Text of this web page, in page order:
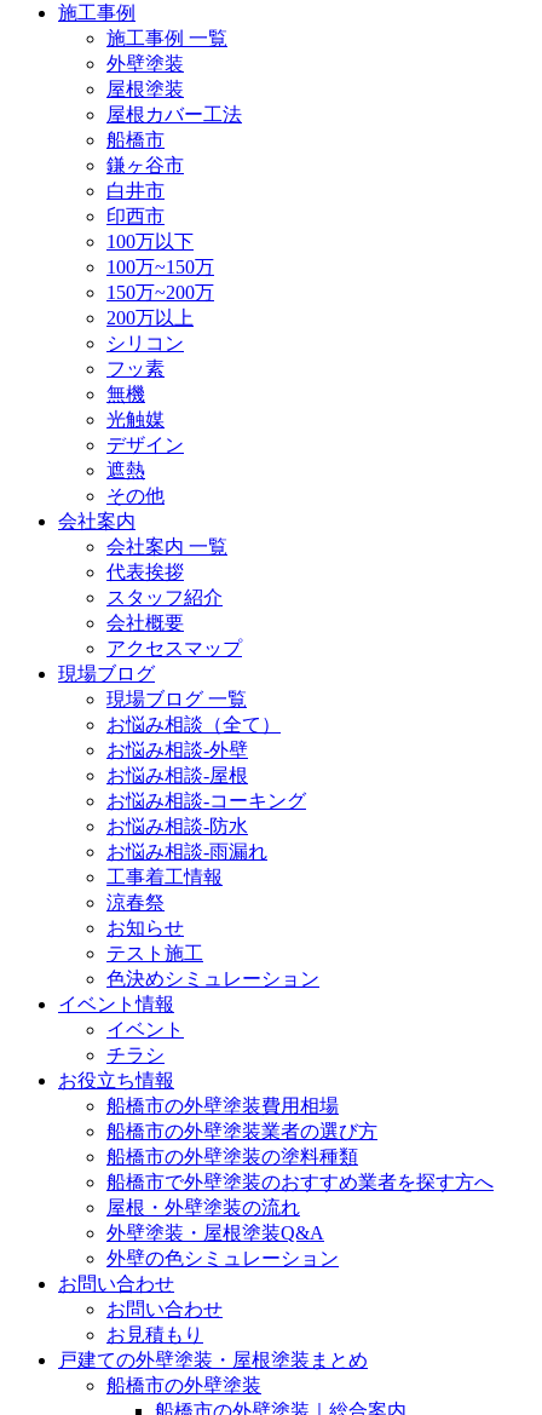
施工事例
施工事例 一覧
外壁塗装
屋根塗装
屋根カバー工法
船橋市
鎌ヶ谷市
白井市
印西市
100万以下
100万~150万
150万~200万
200万以上
シリコン
フッ素
無機
光触媒
デザイン
遮熱
その他
会社案内
会社案内 一覧
代表挨拶
スタッフ紹介
会社概要
アクセスマップ
現場ブログ
現場ブログ 一覧
お悩み相談（全て）
お悩み相談-外壁
お悩み相談-屋根
お悩み相談-コーキング
お悩み相談-防水
お悩み相談-雨漏れ
工事着工情報
涼春祭
お知らせ
テスト施工
色決めシミュレーション
イベント情報
イベント
チラシ
お役立ち情報
船橋市の外壁塗装費用相場
船橋市の外壁塗装業者の選び方
船橋市の外壁塗装の塗料種類
船橋市で外壁塗装のおすすめ業者を探す方へ
屋根・外壁塗装の流れ
外壁塗装・屋根塗装Q&A
外壁の色シミュレーション
お問い合わせ
お問い合わせ
お見積もり
戸建ての外壁塗装・屋根塗装まとめ
船橋市の外壁塗装